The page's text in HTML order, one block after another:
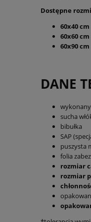
Dostępne
60x40 cm
60x60
60x90 cm
DANE
sucha
bibułka
SAP
puszysta
folia
rozmiar
rozmiar